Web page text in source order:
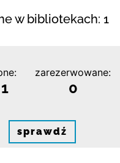
w bibliotekach: 1
zarezerwowane:
0
sprawdź